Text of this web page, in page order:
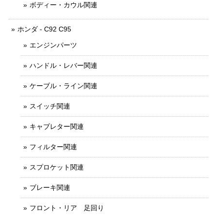
ボディー・カウル関連
ホンダ - C92 C95
エンジンパーツ
ハンドル・レバー関連
ケーブル・ライン関連
スイッチ関連
キャブレター関連
フィルター関連
スプロケット関連
ブレーキ関連
フロント・リア 足回り